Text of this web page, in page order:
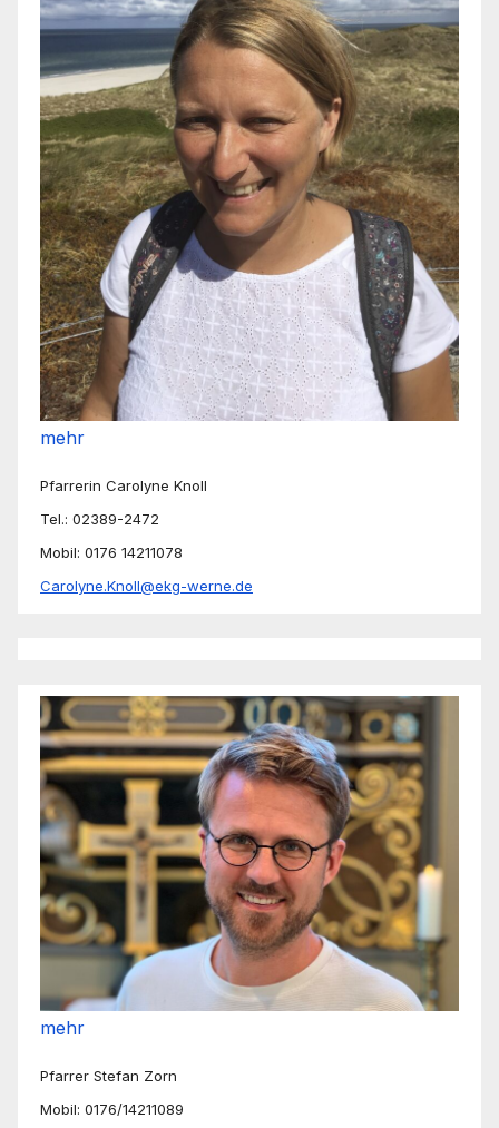
mehr
Pfarrerin Carolyne Knoll
Tel.: 02389-2472
Mobil: 0176 14211078
Carolyne.Knoll@ekg-werne.de
mehr
Pfarrer Stefan Zorn
Mobil: 0176/14211089